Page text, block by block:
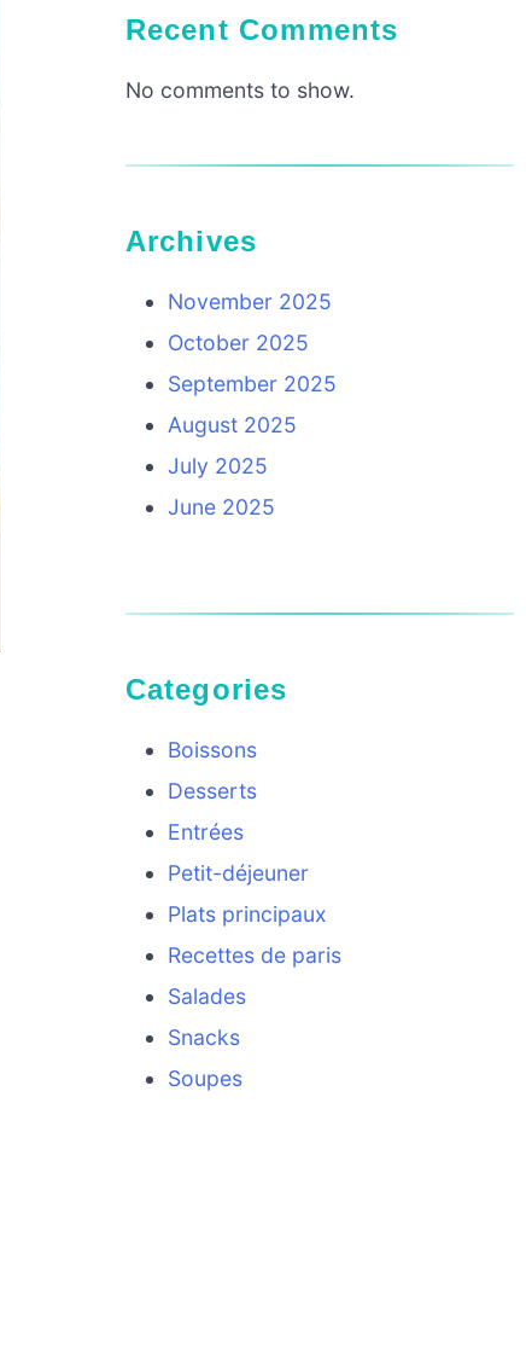
Recent Comments
No comments to show.
Archives
November 2025
October 2025
September 2025
August 2025
July 2025
June 2025
Categories
Boissons
Desserts
Entrées
Petit-déjeuner
Plats principaux
Recettes de paris
Salades
Snacks
Soupes